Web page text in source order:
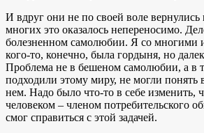
И вдруг они не по своей воле вернулись
многих это оказалось непереносимо.
болезненном самолюбии. Я со многими
кого-то, конечно, была гордыня, но
Проблема не в бешеном самолюбии, а в
подходили этому миру, не могли понять
нем. Надо было что-то в себе изменить,
человеком – членом потребительского
смог справиться с этой задачей.